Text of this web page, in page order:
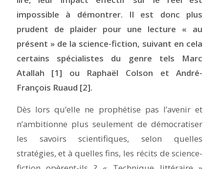
impossible à démontrer. Il est donc plus
prudent de plaider pour une lecture « au
présent » de la science-fiction, suivant en cela
certains spécialistes du genre tels Marc
Atallah [1] ou Raphaël Colson et André-
François Ruaud [2].
Dès lors qu’elle ne prophétise pas l’avenir et
n’ambitionne plus seulement de démocratiser
les savoirs scientifiques, selon quelles
stratégies, et à quelles fins, les récits de science-